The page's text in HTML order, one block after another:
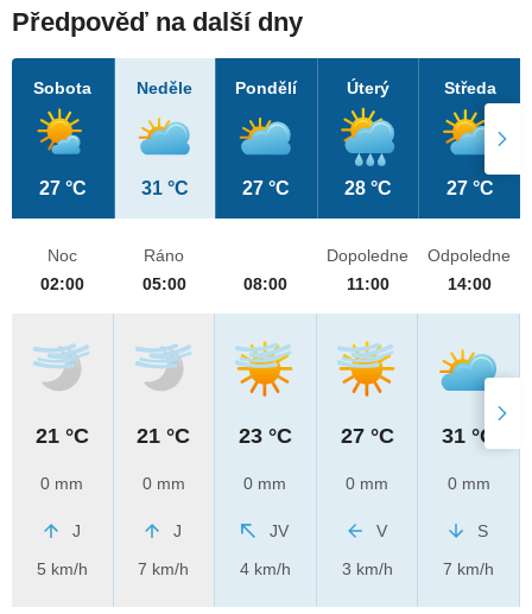
Předpověď na další dny
Sobota
27 °C
Neděle
31 °C
Pondělí
27 °C
Úterý
28 °C
Středa
27 °C
Noc
02:00
21 °C
0 mm
J
5 km/h
Ráno
05:00
21 °C
0 mm
J
7 km/h
08:00
23 °C
0 mm
JV
4 km/h
Dopoledne
11:00
27 °C
0 mm
V
3 km/h
Odpoledne
14:00
31 °C
0 mm
S
7 km/h